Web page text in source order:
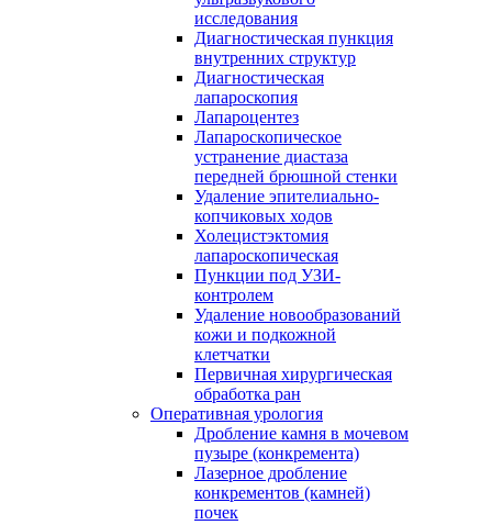
исследования
Диагностическая пункция
внутренних структур
Диагностическая
лапароскопия
Лапароцентез
Лапароскопическое
устранение диастаза
передней брюшной стенки
Удаление эпителиально-
копчиковых ходов
Холецистэктомия
лапароскопическая
Пункции под УЗИ-
контролем
Удаление новообразований
кожи и подкожной
клетчатки
Первичная хирургическая
обработка ран
Оперативная урология
Дробление камня в мочевом
пузыре (конкремента)
Лазерное дробление
конкрементов (камней)
почек